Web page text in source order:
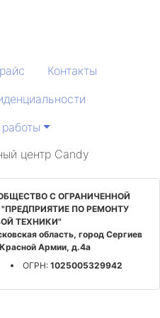
Контакты
центр Candy
С ОГРАНИЧЕННОЙ
ПО РЕМОНТУ
ТЕХНИКИ"
область, город Сергиев
Армии, д.4а
ОГРН:1025005329942